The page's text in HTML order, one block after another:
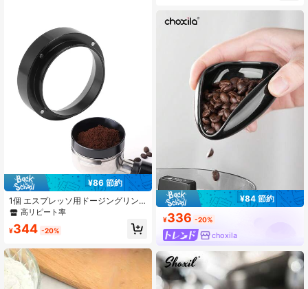
ーヒー好きへのギフト
¥86 節約
1個 エスプレッソ用ドージングリン
グ アルミニウム製コーヒーパウダー
ト付き交換可能 コーヒーメーカーア
アクセサリー、学校用品、新学期
高リピート率
¥344 -20%
¥84 節約
¥336 -20%
choxila